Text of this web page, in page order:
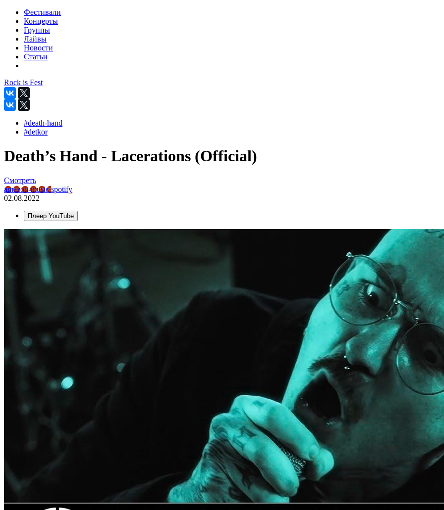
Фестивали
Концерты
Группы
Лайвы
Новости
Статьи
Rock is Fest
#death-hand
#detkor
Death’s Hand - Lacerations (Official)
Смотреть
amazon-musicspotify
02.08.2022
Плеер YouTube